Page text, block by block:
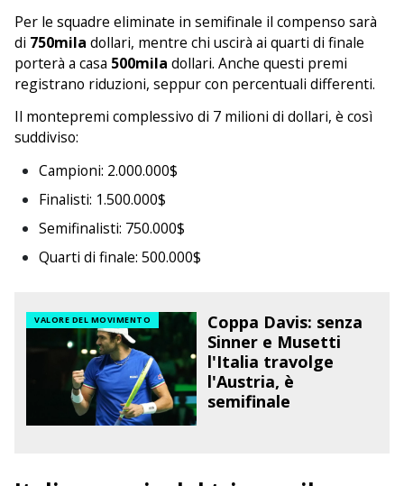
Per le squadre eliminate in semifinale il compenso sarà
di 750mila dollari, mentre chi uscirà ai quarti di finale
porterà a casa 500mila dollari. Anche questi premi
registrano riduzioni, seppur con percentuali differenti.
Il montepremi complessivo di 7 milioni di dollari, è così
suddiviso:
Campioni: 2.000.000$
Finalisti: 1.500.000$
Semifinalisti: 750.000$
Quarti di finale: 500.000$
VALORE DEL MOVIMENTO
Coppa Davis: senza
Sinner e Musetti
l'Italia travolge
l'Austria, è
semifinale